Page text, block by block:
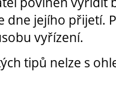
dne jejího přijetí.
vyřízení.
tipů nelze s